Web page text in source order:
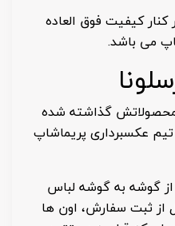
کیفیت فوق العاده
می باشد.
گذاشته شده
عکسبرداری پریماشاپ
گوشه به گوشه لباس
از ثبت سفارش، اون ها